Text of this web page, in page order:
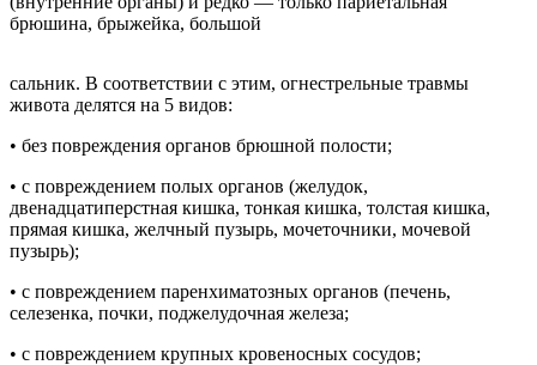
брюшина, брыжейка, большой
сальник. В соответствии с этим, огнестрельные травмы
живота делятся на 5 видов:
• без повреждения органов брюшной полости;
• с повреждением полых органов (желудок,
двенадцатиперстная кишка, тонкая кишка, толстая кишка,
прямая кишка, желчный пузырь, мочеточники, мочевой
пузырь);
• с повреждением паренхиматозных органов (печень,
селезенка, почки, поджелудочная железа;
• с повреждением крупных кровеносных сосудов;